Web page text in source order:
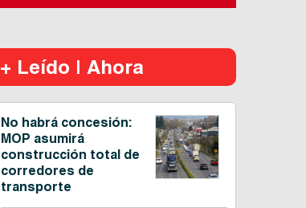
+ Leído | Ahora
No habrá concesión:
MOP asumirá
construcción total de
corredores de
transporte